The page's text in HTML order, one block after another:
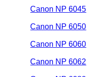
Canon NP 6045
Canon NP 6050
Canon NP 6060
Canon NP 6062